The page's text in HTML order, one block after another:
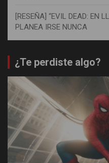
[RESEÑA] “EVIL DEAD: EN
PLANEA IRSE NUNCA
¿Te perdiste algo?